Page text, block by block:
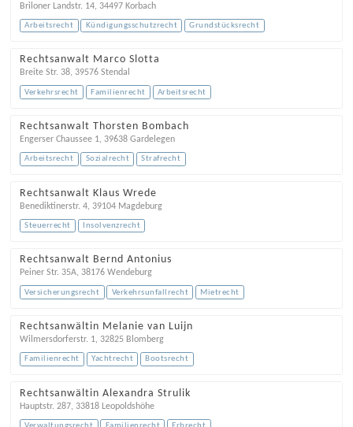
Briloner Landstr. 14, 34497 Korbach
Arbeitsrecht Kündigungsschutzrecht Grundstücksrecht
Rechtsanwalt Marco Slotta
Breite Str. 38, 39576 Stendal
Verkehrsrecht Familienrecht Arbeitsrecht
Rechtsanwalt Thorsten Bombach
Engerser Chaussee 1, 39638 Gardelegen
Arbeitsrecht Sozialrecht Strafrecht
Rechtsanwalt Klaus Wrede
Benediktinerstr. 4, 39104 Magdeburg
Steuerrecht Insolvenzrecht
Rechtsanwalt Bernd Antonius
Peiner Str. 35A, 38176 Wendeburg
Versicherungsrecht Verkehrsunfallrecht Mietrecht
Rechtsanwältin Melanie van Luijn
Wilmersdorferstr. 1, 32825 Blomberg
Familienrecht Yachtrecht Bootsrecht
Rechtsanwältin Alexandra Strulik
Hauptstr. 287, 33818 Leopoldshöhe